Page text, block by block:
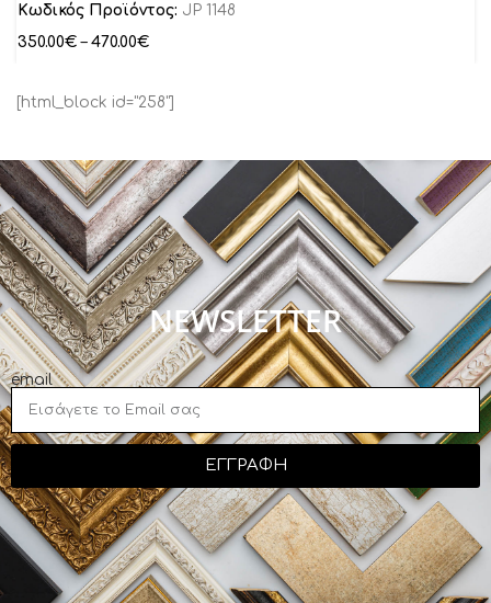
Κωδικός Προϊόντος: JP 1148
350.00€ – 470.00€
[html_block id="258"]
NEWSLETTER
email
ΕΓΓΡΑΦΗ